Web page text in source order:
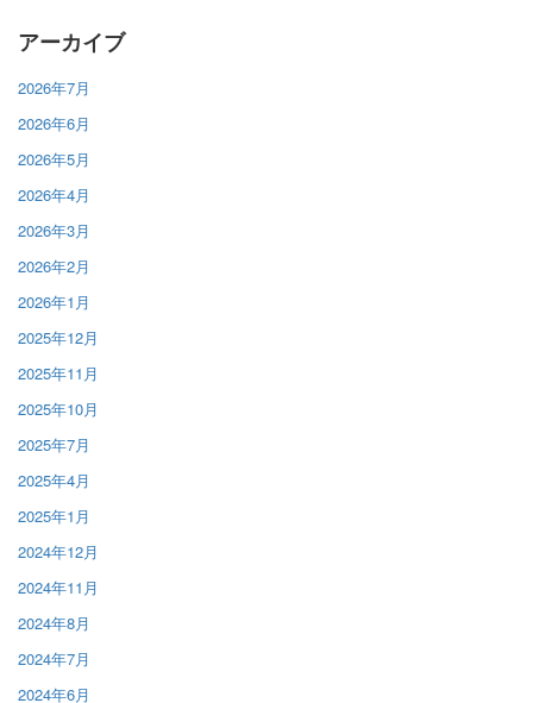
アーカイブ
2026年7月
2026年6月
2026年5月
2026年4月
2026年3月
2026年2月
2026年1月
2025年12月
2025年11月
2025年10月
2025年7月
2025年4月
2025年1月
2024年12月
2024年11月
2024年8月
2024年7月
2024年6月